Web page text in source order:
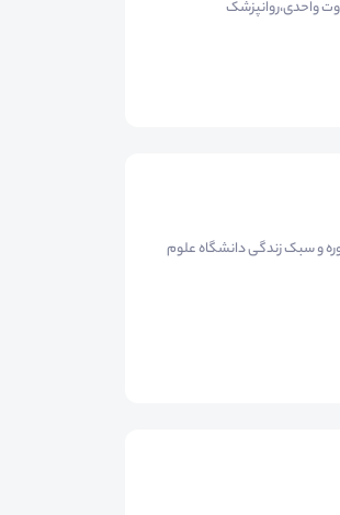
واحدی،روانپزشک
و سبک زندگی دانشگاه علوم